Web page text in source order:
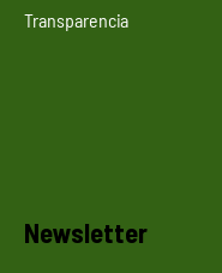
Transparencia
Newsletter